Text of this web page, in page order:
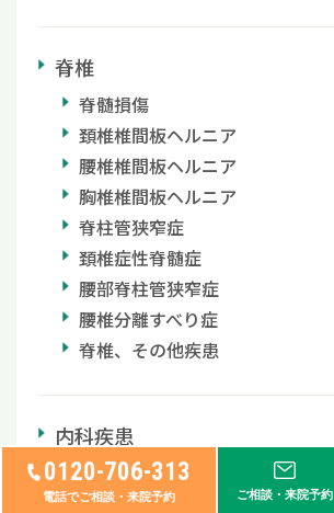
0120-706-313
電話でご相談・来院予約 ご相談・来院予約
脊椎
脊髄損傷
頚椎椎間板ヘルニア
腰椎椎間板ヘルニア
胸椎椎間板ヘルニア
脊柱管狭窄症
頚椎症性脊髄症
腰部脊柱管狭窄症
腰椎分離すべり症
脊椎、その他疾患
内科疾患
糖尿病
肝疾患